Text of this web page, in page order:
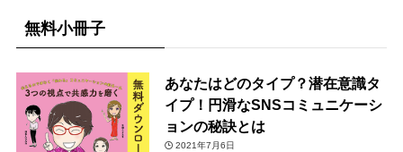
無料小冊子
あなたはどのタイプ？潜在意識タ
イプ！円滑なSNSコミュニケーシ
ョンの秘訣とは
2021年7月6日